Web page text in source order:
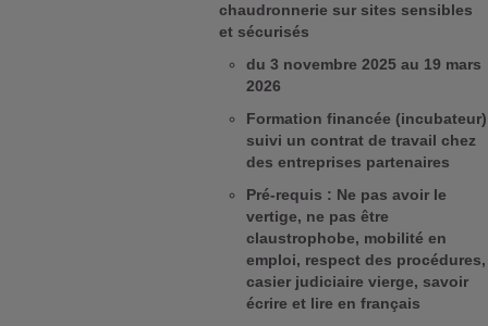
chaudronnerie sur sites sensibles
et sécurisés
du 3 novembre 2025 au 19 mars
2026
Formation financée (incubateur)
suivi un contrat de travail chez
des entreprises partenaires
Pré-requis : Ne pas avoir le
vertige, ne pas être
claustrophobe, mobilité en
emploi, respect des procédures,
casier judiciaire vierge, savoir
écrire et lire en français